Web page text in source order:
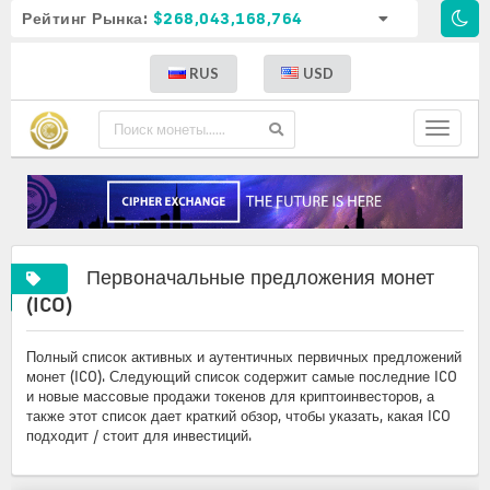
Рейтинг Рынка: $268,043,168,764
RUS USD
Toggle
Первоначальные предложения монет
(ICO)A
complete
list
of
crypto
icos
Initial
coin
offerings
Полный список активных и аутентичных первичных предложений
монет (ICO). Следующий список содержит самые последние ICO
и новые массовые продажи токенов для криптоинвесторов, а
также этот список дает краткий обзор, чтобы указать, какая ICO
подходит / стоит для инвестиций.